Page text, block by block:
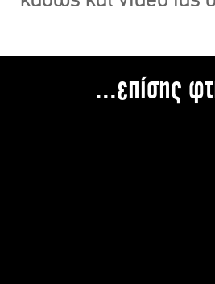
...επίσης